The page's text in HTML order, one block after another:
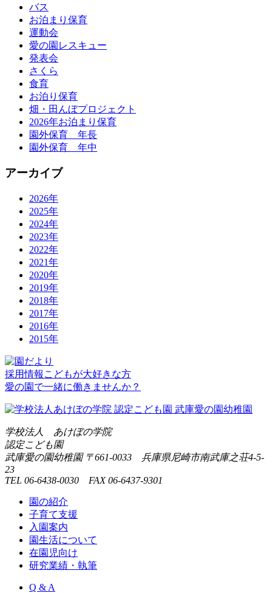
バス
お泊まり保育
運動会
愛の園レスキュー
発表会
さくら
食育
お泊り保育
畑・田んぼプロジェクト
2026年お泊まり保育
園外保育 年長
園外保育 年中
アーカイブ
2026年
2025年
2024年
2023年
2022年
2021年
2020年
2019年
2018年
2017年
2016年
2015年
採用情報 こどもが大好きな方
愛の園で一緒に働きませんか？
学校法人 あけぼの学院
認定こども園
武庫愛の園幼稚園 〒661-0033 兵庫県尼崎市南武庫之荘4-5-
23
TEL 06-6438-0030 FAX 06-6437-9301
園の紹介
子育て支援
入園案内
園生活について
在園児向け
研究業績・執筆
Q & A